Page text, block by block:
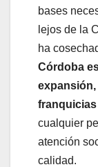
bases
lejos de la
ha
Córdoba
franquicias
cualquier
atención
calidad.